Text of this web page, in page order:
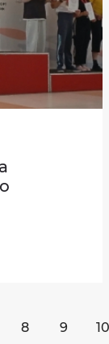
8 9 10